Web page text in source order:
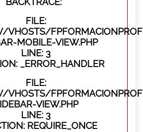
FILE:
MOBILE-VIEW.PHP
LINE: 3
_ERROR_HANDLER
FILE:
VIEW.PHP
LINE: 3
REQUIRE_ONCE